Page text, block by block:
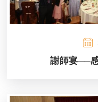
謝師宴──